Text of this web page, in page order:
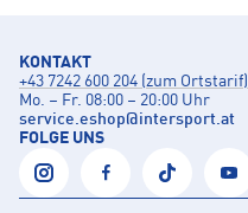
KONTAKT
+43 7242 600 204 (zum Ortstarif)
Mo. – Fr. 08:00 – 20:00 Uhr
service.eshop@intersport.at
FOLGE UNS